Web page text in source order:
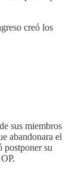
creó los
sus miembros
abandonara el
postponer su